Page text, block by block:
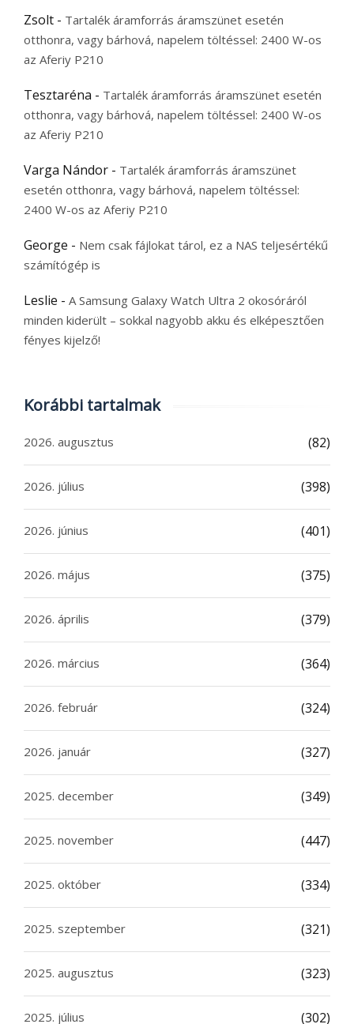
Zsolt - Tartalék áramforrás áramszünet esetén
otthonra, vagy bárhová, napelem töltéssel: 2400 W-os
az Aferiy P210
Tesztaréna - Tartalék áramforrás áramszünet esetén
otthonra, vagy bárhová, napelem töltéssel: 2400 W-os
az Aferiy P210
Varga Nándor - Tartalék áramforrás áramszünet
esetén otthonra, vagy bárhová, napelem töltéssel:
2400 W-os az Aferiy P210
George - Nem csak fájlokat tárol, ez a NAS teljesértékű
számítógép is
Leslie - A Samsung Galaxy Watch Ultra 2 okosóráról
minden kiderült – sokkal nagyobb akku és elképesztően
fényes kijelző!
Korábbi tartalmak
2026. augusztus (82)
2026. július (398)
2026. június (401)
2026. május (375)
2026. április (379)
2026. március (364)
2026. február (324)
2026. január (327)
2025. december (349)
2025. november (447)
2025. október (334)
2025. szeptember (321)
2025. augusztus (323)
2025. július (302)